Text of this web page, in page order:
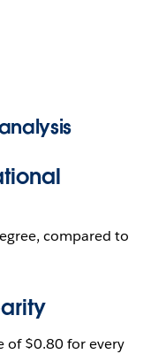
compared to
of $0.80 for every